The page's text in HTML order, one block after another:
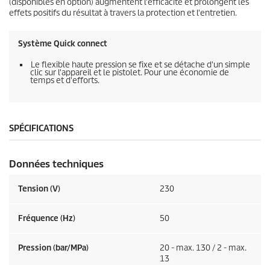
(disponibles en option) augmentent l'efficacité et prolongent les
effets positifs du résultat à travers la protection et l'entretien.
Système Quick connect
Le flexible haute pression se fixe et se détache d'un simple
clic sur l'appareil et le pistolet. Pour une économie de
temps et d'efforts.
SPÉCIFICATIONS
Données techniques
Tension (V) 230
Fréquence (Hz) 50
Pression (bar/MPa)
20 - max. 130 / 2 - max.
13